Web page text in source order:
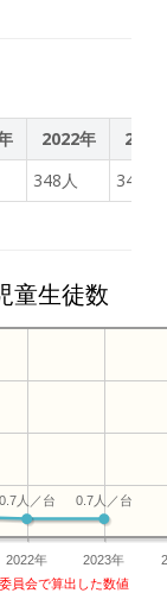
ていました。
かったです。 帰っ
で見て、感動を
しょう！
冷たい一日です
かつてのオリン
本さんを特別講
てスケート学習を
た。遠方よりあり
います。きれい
も貴重です。実
でいきます。3年
パーの食品がど
来ているのかを学
いくことでしょ
は、読書感想文
文書の移動も
、清書します。
ンの扱いには 慣
･･･子どもは早
今日の午後は、
小へ。交流学習
2022年
2023
348人 344人
童生徒数
2022年 2023年
0.7人／台
0.7人／台
員会で算出した数値